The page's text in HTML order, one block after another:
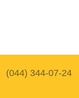
(044) 344-07-24